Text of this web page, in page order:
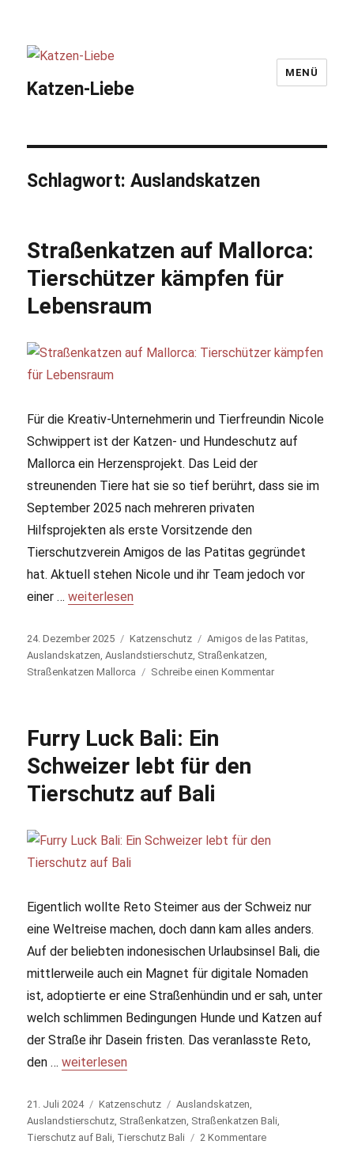
Katzen-Liebe
MENÜ
Schlagwort:Auslandskatzen
Straßenkatzen auf Mallorca:
Tierschützer kämpfen für
Lebensraum
Für die Kreativ-Unternehmerin und Tierfreundin Nicole
Schwippert ist der Katzen- und Hundeschutz auf
Mallorca ein Herzensprojekt. Das Leid der
streunenden Tiere hat sie so tief berührt, dass sie im
September 2025 nach mehreren privaten
Hilfsprojekten als erste Vorsitzende den
Tierschutzverein Amigos de las Patitas gegründet
hat. Aktuell stehen Nicole und ihr Team jedoch vor
einer …„Straßenkatzen auf Mallorca: Tierschützer
weiterlesen
Veröffentlicht
am
24. Dezember 2025 Kategorien
Katzenschutz Schlagwörter
Amigos de las Patitas
Auslandskatzen ,Auslandstierschutz Straßenkatzen
Straßenkatzen Mallorca
Schreibe einen Kommentar
Furry Luck Bali: Ein
Schweizer lebt für den
Tierschutz auf Bali
Eigentlich wollte Reto Steimer aus der Schweiz nur
eine Weltreise machen, doch dann kam alles anders.
Auf der beliebten indonesischen Urlaubsinsel Bali, die
mittlerweile auch ein Magnet für digitale Nomaden
ist, adoptierte er eine Straßenhündin und er sah, unter
welch schlimmen Bedingungen Hunde und Katzen auf
der Straße ihr Dasein fristen. Das veranlasste Reto,
den …„Furry Luck Bali: Ein Schweizer lebt für den
weiterlesen
Veröffentlicht
am
21. Juli 2024 Kategorien
Katzenschutz Schlagwörter
Auslandskatzen
Auslandstierschutz Straßenkatzen Straßenkatzen Bali
Tierschutz auf Bali Tierschutz Bali 2 Kommentare